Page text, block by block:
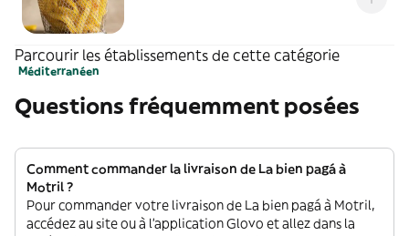
Parcourir les établissements de cette catégorie
Méditerranéen
Questions fréquemment posées
Comment commander la livraison de La bien pagá à
Motril ?
Pour commander votre livraison de La bien pagá à Motril,
accédez au site ou à l'application Glovo et allez dans la